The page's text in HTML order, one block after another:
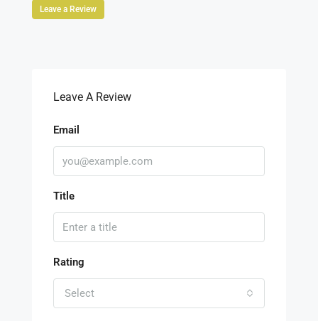
Leave a Review
Leave A Review
Email
Title
Rating
Select